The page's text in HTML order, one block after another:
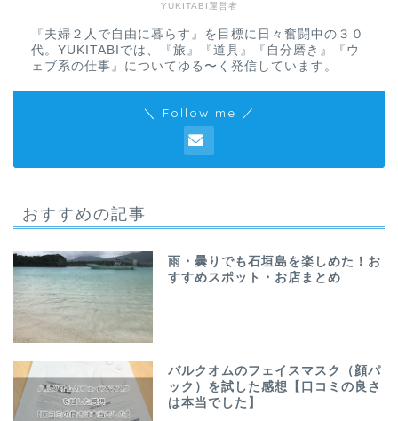
YUKITABI運営者
『夫婦２人で自由に暮らす』を目標に日々奮闘中の３０
代。YUKITABIでは、『旅』『道具』『自分磨き』『ウ
ェブ系の仕事』についてゆる〜く発信しています。
＼ Follow me ／
おすすめの記事
雨・曇りでも石垣島を楽しめた！お
すすめスポット・お店まとめ
バルクオムのフェイスマスク（顔パ
ック）を試した感想【口コミの良さ
は本当でした】